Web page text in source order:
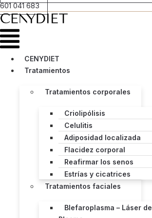
601 041 683
Menú
CENYDIET
Tratamientos
Tratamientos corporales
Criolipólisis
Celulitis
Adiposidad localizada
Flacidez corporal
Reafirmar los senos
Estrías y cicatrices
Tratamientos faciales
Blefaroplasma – Láser de